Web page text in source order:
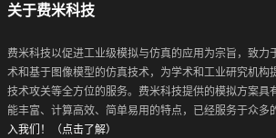
关于费米科技
费米科技以促进工业级模拟与仿真的应用为宗旨，致力
术和基于图像模型的仿真技术，为学术和工业研究机构
技术攻关等全方位的服务。费米科技提供的模拟方案具
能丰富、计算高效、简单易用的特点，已经服务于众多
入我们！（点击了解）